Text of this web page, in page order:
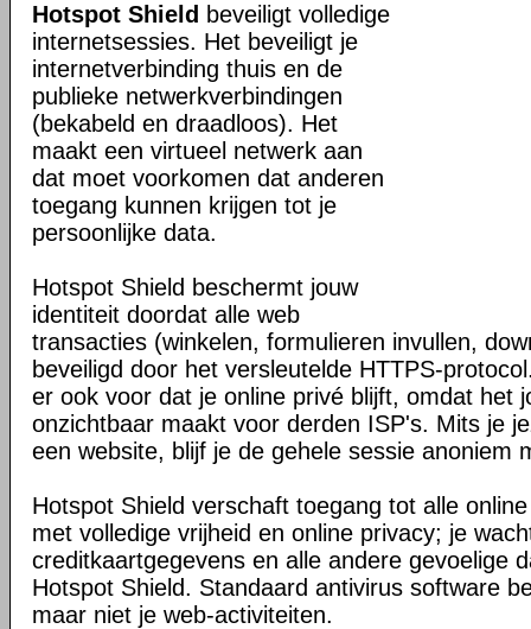
Hotspot Shield beveiligt volledige
internetsessies. Het beveiligt je
internetverbinding thuis en de
publieke netwerkverbindingen
(bekabeld en draadloos). Het
maakt een virtueel netwerk aan
dat moet voorkomen dat anderen
toegang kunnen krijgen tot je
persoonlijke data.
Hotspot Shield beschermt jouw
identiteit doordat alle web
transacties (winkelen, formulieren invullen,
beveiligd door het versleutelde HTTPS-
er ook voor dat je online privé blijft, omdat het
onzichtbaar maakt voor derden ISP's. Mits je
een website, blijf je de gehele sessie anoniem
Hotspot Shield verschaft toegang tot alle
met volledige vrijheid en online privacy; je
creditkaartgegevens en alle andere gevoelige
Hotspot Shield. Standaard antivirus software
maar niet je web-activiteiten.